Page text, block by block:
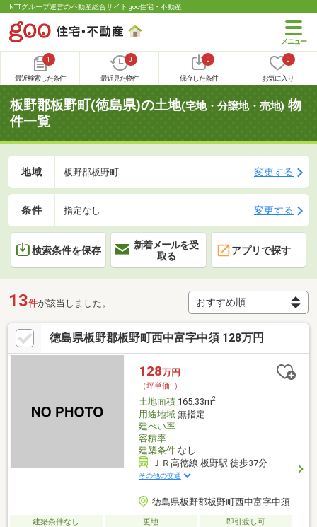
NTTグループ運営の不動産総合サイト goo住宅・不動産
1
最近検索した条件
0
最近見た物件
0
保存した条件
0
お気に入り
板野郡板野町(徳島県)の土地(宅地・分譲地・売地) 物
件一覧
地域 板野郡板野町 変更する
条件 指定なし 変更する
検索条件を保存
新着メールを受
取る
アプリで探す
13件が該当しました。
徳島県板野郡板野町西中富字中須 128万円
128万円
（坪単価:-）
土地面積165.33m2
用途地域無指定
建ぺい率-
容積率-
建築条件なし
ＪＲ高徳線 板野駅 徒歩37分
その他の交通
徳島県板野郡板野町西中富字中須
建築条件なし 更地 即引渡し可